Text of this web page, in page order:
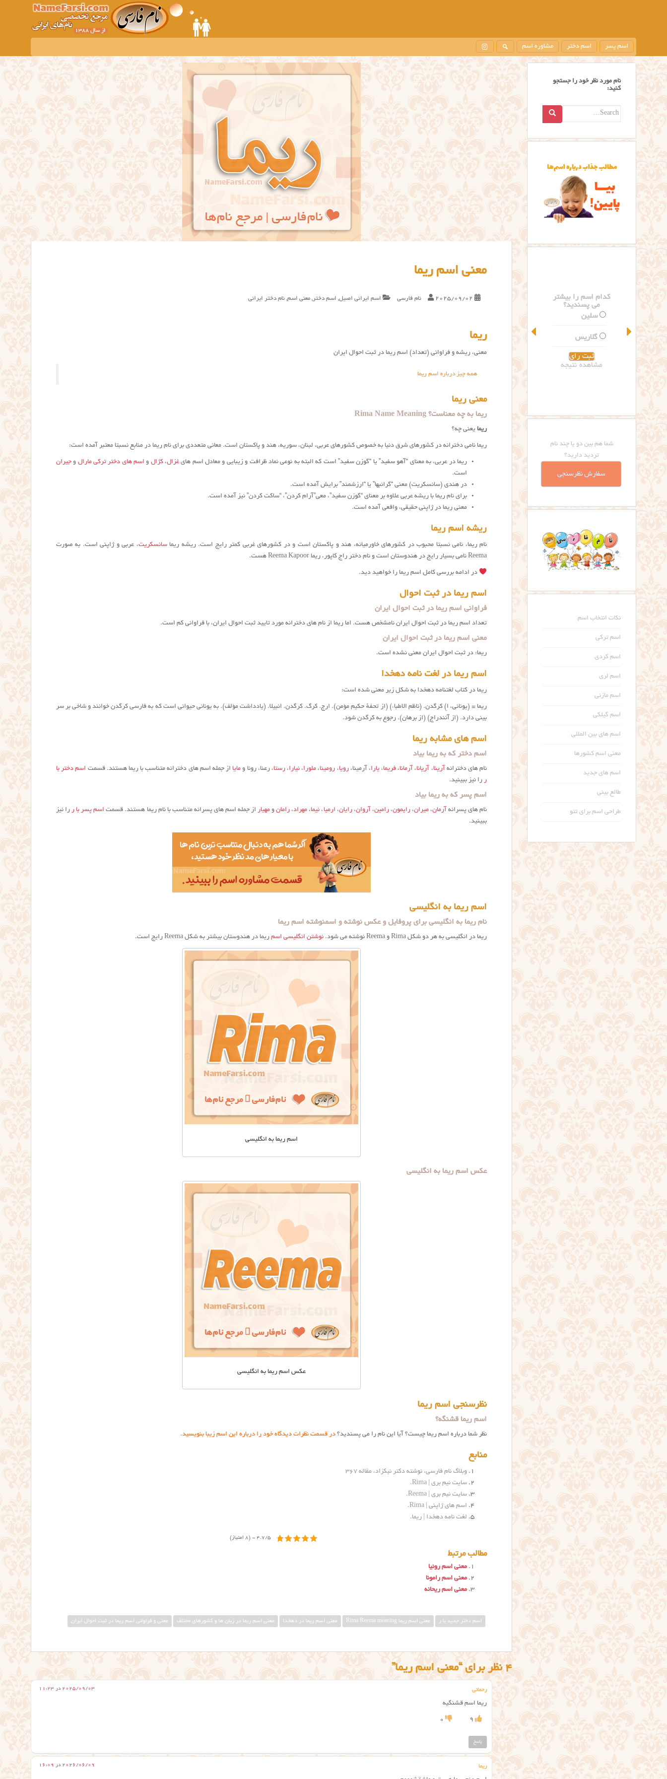
m
i
n
t
e
n
اسم پسر اسم دختر مشاوره اسم
معنی اسم ریما
2025/09/02 نام فارسی اسم ایرانی اصیل, اسم دختر , معنی اسم, نام دختر ایرانی
ریما
معنی، ریشه و فراوانی (تعداد) اسم ریما در ثبت احوال ایران
همه چیز درباره اسم ریما
معنی ریما
ریما به چه معناست؟ Rima Name Meaning
ریما یعنی چه؟
ریما نامی دخترانه در کشورهای شرق دنیا به خصوص کشورهای عربی، لبنان، سوریه، هند و پاکستان است. معانی متعددی برای نام ريما در منابع نسبتا معتبر آمده است:
ريما در عربی، به معنای “آهو سفید” یا “گوزن سفید” است که البته به نوعی نماد ظرافت و زیبایی و معادل اسم های غزال،کژال و اسم های دختر ترکی مارال و جیران
است.
در هندی (سانسکریت) معنی “گرانبها” یا “ارزشمند” برایش آمده است.
برای نام ریما با ریشه عربی علاوه بر معنای “گوزن سفید”، معی”آرام کردن”، “ساکت کردن” نیز آمده است.
معنی ريما در ژاپنی حقیقی، واقعی آمده است.
ریشه اسم ریما
نام ریما، نامی نسبتا محبوب در کشورهای خاورمیانه، هند و پاکستان است و در کشورهای غربی کمتر رایج است. ریشه ريماسانسکریت، عربی و ژاپنی است. به صورت
Reema نامی بسیار رایج در هندوستان است و نام دختر راج کاپور، ریما Reema Kapoor هست.
در ادامه بررسی کامل اسم ریما را خواهید دید.
اسم ریما در ثبت احوال
فراوانی اسم ریما در ثبت احوال ایران
تعداد اسم ریما در ثبت احوال ایران نامشخص هست. اما ريما از نام های دخترانه مورد تایید ثبت احوال ایران، با فراوانی کم است.
معنی اسم ریما در ثبت احوال ایران
ریما: در ثبت احوال ایران معنی نشده است.
اسم ریما در لغت نامه دهخدا
ریما در کتاب لغتنامه دهخدا به شکل زیر معنی شده است:
ریما = (یونانی، اِ) کرگدن. (ناظم الاطباء) (از تحفهٔ حکیم مؤمن). ارج. کرگ. کرگدن. انبیلا. (یادداشت مؤلف). به یونانی حیوانی است که به فارسی کرگدن خوانند و شاخی بر سر
بینی دارد. (از آنندراج) (از برهان). رجوع به کرگدن شود.
اسم های مشابه ریما
اسم دختر که به ریما بیاد
نام های دخترانه آرینا، آریانا، آرمانا، فریما،یارا، آرمینا،رویا، رومینا، ملورا، نیارا،رستا، رعنا، رونا و مایااز جمله اسم های دخترانه متناسب با ریما هستند. قسمت اسم دختر با
ر را نیز ببینید.
اسم پسر که به ریما بیاد
نام های پسرانه آرمان،میران،رایمون،رامین، آروان،رایان، ارمیا، نیما، مهراد، رامانو مهیار از جمله اسم های پسرانه متناسب با نام ریما هستند. قسمت اسم پسر با ر را نیز
ببینید.
اسم ریما به انگلیسی
نام ریما به انگلیسی برای پروفایل و عکس نوشته و اسمنوشته اسم ریما
ریما در انگلیسی به هر دو شکل Rima و Reema نوشته می شود. نوشتن انگلیسی اسم ریما در هندوستان بیشتر به شکل Reema رایج است.
اسم ریما به انگلیسی
عکس اسم ریما به انگلیسی
عکس اسم ريما به انگليسي
نظرسنجی اسم ریما
اسم ریما قشنگه؟
نظر شما درباره اسم ریما چیست؟ آیا این نام را می پسندید؟ در قسمت نظرات دیدگاه خود را درباره این اسم زیبا بنویسید.
منابع
وبلاگ نام فارسی، نوشته دکتر نیکزاد، مقاله ۳۶۷
سایت نیم بری | Rima
.
سایت نیم بری | Reema
.
اسم های ژاپنی | Rima
.
لغت نامه دهخدا | ریما.
4.7/5 - (8 امتیاز)
مطالب مرتبط
معنی اسم رونیا
معنی اسم رامونا
معنی اسم ریحانه
اسم دختر جدید با ر معني اسم ريما Rima Reema meaning معنی اسم ریما در دهخدا معنی اسم ریما در زبان ها و کشورهای مختلف معنی و فراوانی اسم ریما در ثبت احوال ایران
4 نظر برای “معنی اسم ریما”
رحمانی 2025/09/03 در 11:23
ریما اسم قشنگیه
9
0
پاسخ
ریما 2026/06/09 در 16:09
نام مورد نظر خود را جستجو
کنید:
Search
کدام اسم را بیشتر
می پسندید؟
سلین
گلاریس
مشاهده نتیجه
شما هم بین دو یا چند نام
تردید دارید؟
سفارش نظرسنجی
نکات انتخاب اسم
اسم ترکی
اسم کردی
اسم لری
اسم مازنی
اسم گیلکی
اسم های بین المللی
معنی اسم کشورها
اسم های جدید
طالع بینی
طراحی اسم برای تتو